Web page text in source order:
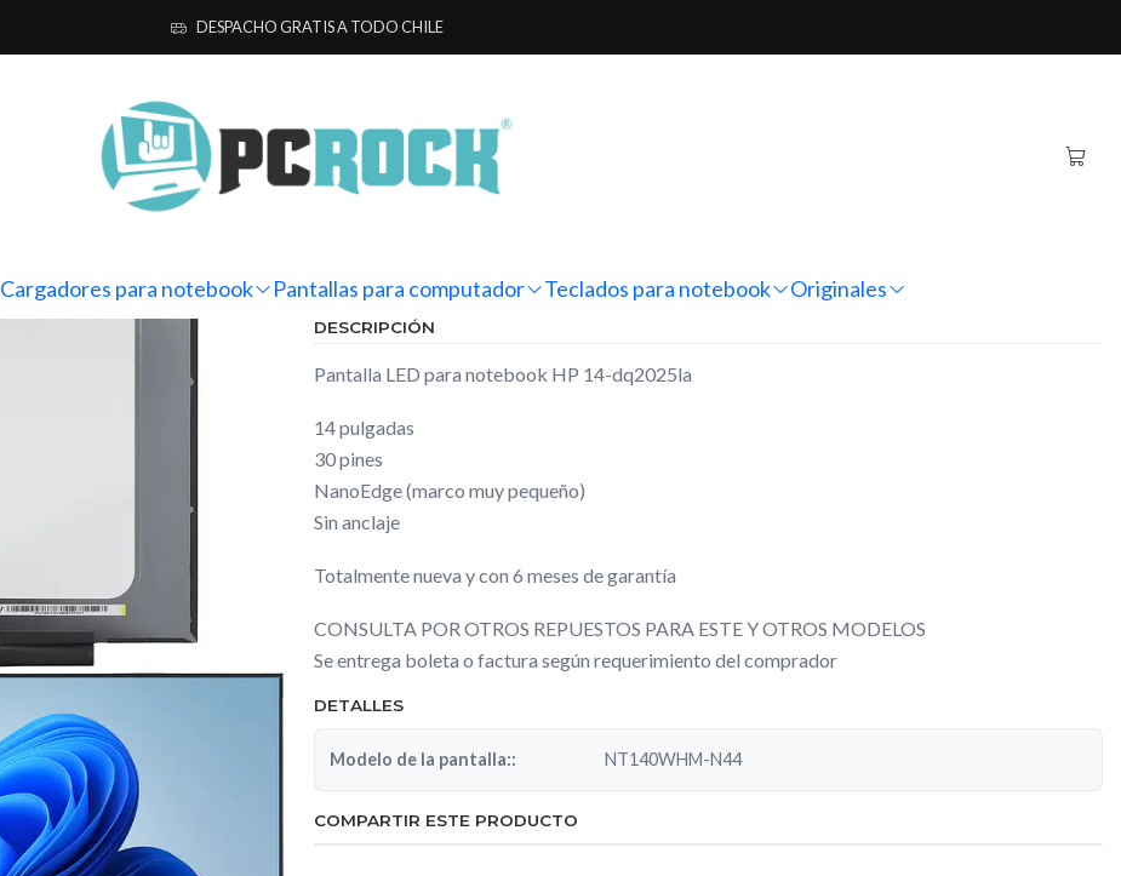
Cargadores para notebook Pantallas para computador Teclados para notebook Originales
DESPACHO GRATIS A TODO CHILE
Pantallas para computador Notebook HP Pantalla Notebook HP 14-dq2025la
Pantalla Notebook HP 14-dq2025la
DESCRIPCIÓN
Pantalla LED para notebook HP 14-dq2025la
14 pulgadas
30 pines
NanoEdge (marco muy pequeño)
Sin anclaje
Totalmente nueva y con 6 meses de garantía
CONSULTA POR OTROS REPUESTOS PARA ESTE Y OTROS MODELOS
Se entrega boleta o factura según requerimiento del comprador
DETALLES
Modelo de la pantalla:: NT140WHM-N44
COMPARTIR ESTE PRODUCTO